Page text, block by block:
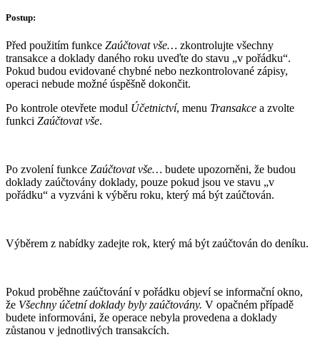
Postup:
Před použitím funkce Zaúčtovat vše… zkontrolujte všechny
transakce a doklady daného roku uveďte do stavu „v pořádku“.
Pokud budou evidované chybné nebo nezkontrolované zápisy,
operaci nebude možné úspěšně dokončit.
Po kontrole otevřete modul Účetnictví, menu Transakce a zvolte
funkci Zaúčtovat vše.
Po zvolení funkce Zaúčtovat vše… budete upozorněni, že budou
doklady zaúčtovány doklady, pouze pokud jsou ve stavu „v
pořádku“ a vyzváni k výběru roku, který má být zaúčtován.
Výběrem z nabídky zadejte rok, který má být zaúčtován do deníku.
Pokud proběhne zaúčtování v pořádku objeví se informační okno,
že Všechny účetní doklady byly zaúčtovány. V opačném případě
budete informováni, že operace nebyla provedena a doklady
zůstanou v jednotlivých transakcích.